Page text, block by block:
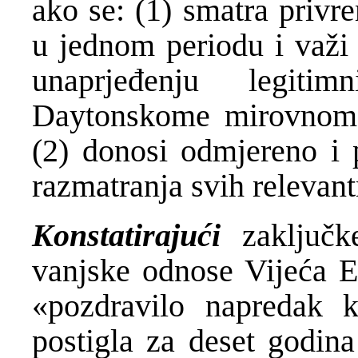
ako se: (1) smatra
u jednom periodu i
unaprjeđenju
Daytonskome
(2) donosi odmjereno i
razmatranja svih
Konstatirajući
vanjske odnose Vijeća
«pozdravilo
postigla za deset